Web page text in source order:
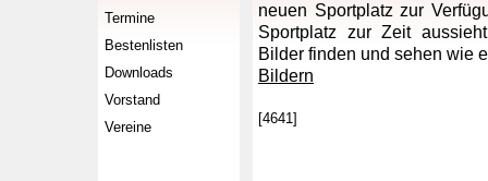
Termine
Bestenlisten
Downloads
Vorstand
Vereine
neuen Sportplatz zur
Sportplatz zur Zeit
Bilder finden und sehen wie
Bildern
[4641]